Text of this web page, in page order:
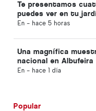
Te presentamos
puedes ver en tu
En - hace 5 horas
Una magnífica
nacional en Albufeira
En - hace 1 día
Popular